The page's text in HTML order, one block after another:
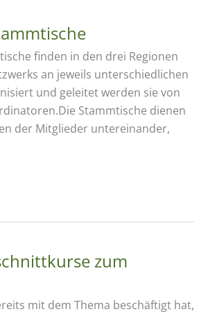
finden in den drei Regionen
an jeweils unterschiedlichen
und geleitet werden sie von
Stammtische dienen
der Mitglieder untereinander,
zum
mit dem Thema beschäftigt hat,